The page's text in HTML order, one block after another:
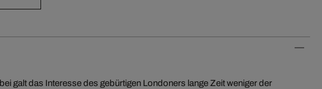
galt das Interesse des gebürtigen Londoners lange Zeit weniger der